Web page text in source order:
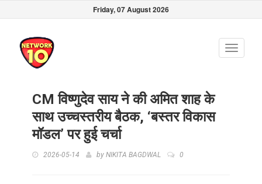
Friday, 07 August 2026
Toggle
CM विष्णुदेव साय ने की अमित शाह के
साथ उच्चस्तरीय बैठक, ‘बस्तर विकास
मॉडल’ पर हुई चर्चा
2026-05-14 by NIKITA BAGDWAL 0